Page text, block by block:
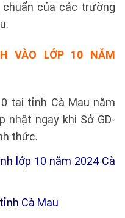
của các trường
VÀO LỚP 10 NĂM
tại tỉnh Cà Mau năm
nhật ngay khi Sở GD-
thức.
lớp 10 năm 2024 Cà
Cà Mau